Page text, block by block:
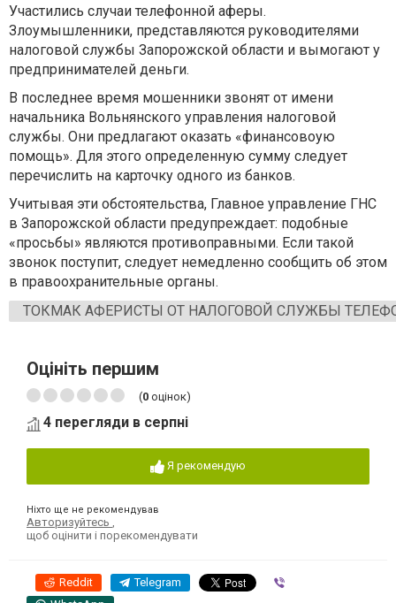
Участились случаи телефонной аферы.
Злоумышленники, представляются руководителями
налоговой службы Запорожской области и вымогают у
предпринимателей деньги.
В последнее время мошенники звонят от имени
начальника Вольнянского управления налоговой
службы. Они предлагают оказать «финансовоую
помощь». Для этого определенную сумму следует
перечислить на карточку одного из банков.
Учитывая эти обстоятельства, Главное управление ГНС
в Запорожской области предупреждает: подобные
«просьбы» являются противоправными. Если такой
звонок поступит, следует немедленно сообщить об этом
в правоохранительные органы.
ТОКМАК АФЕРИСТЫ ОТ НАЛОГОВОЙ СЛУЖБЫ
Оцініть першим
(0 оцінок)
4 перегляди в серпні
Я рекомендую
Ніхто ще не рекомендував
Авторизуйтесь ,
щоб оцінити і порекомендувати
Reddit Telegram